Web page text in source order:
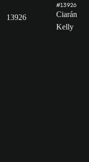
13926
#13926
Ciarán
Kelly